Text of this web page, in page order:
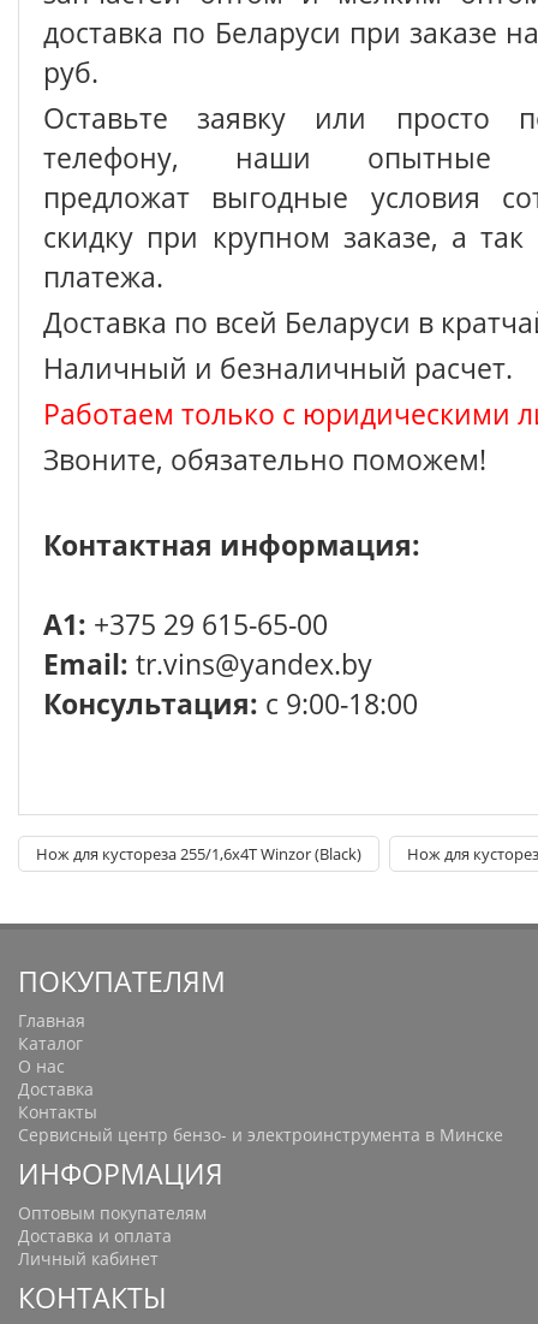
доставка по Беларуси при заказе
руб.
Оставьте заявку или просто
телефону, наши опытные
предложат выгодные условия
скидку при крупном заказе, а так
платежа.
Доставка по всей Беларуси в
Наличный и безналичный расчет.
Работаем только с юридическими
Звоните, обязательно поможем!
Контактная информация:
A1: +375 29 615-65-00
Email: tr.vins@yandex.by
Консультация: с 9:00-18:00
Нож для кустореза 255/1,6x4T Winzor (Black) Нож для
ПОКУПАТЕЛЯМ
Главная
Каталог
О нас
Доставка
Контакты
Сервисный центр бензо- и электроинструмента в Минске
ИНФОРМАЦИЯ
Оптовым покупателям
Доставка и оплата
Личный кабинет
КОНТАКТЫ